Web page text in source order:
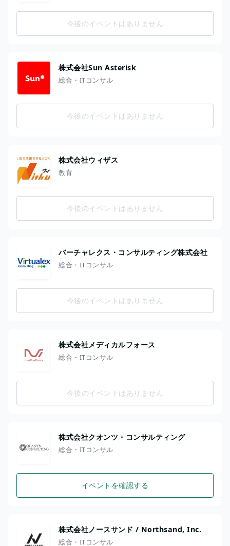
今後のイベントはありません
株式会社Sun Asterisk
総合・ITコンサル
今後のイベントはありません
株式会社ウィザス
教育
今後のイベントはありません
バーチャレクス・コンサルティング株式会社
総合・ITコンサル
今後のイベントはありません
株式会社メディカルフォース
総合・ITコンサル
今後のイベントはありません
株式会社クオンツ・コンサルティング
総合・ITコンサル
イベントを確認する
株式会社ノースサンド / Northsand, Inc.
総合・ITコンサル